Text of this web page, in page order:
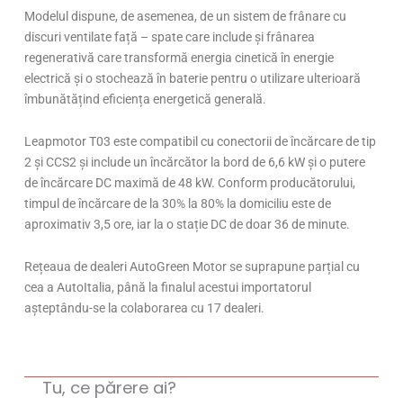
Modelul dispune, de asemenea, de un sistem de frânare cu
discuri ventilate față – spate care include și frânarea
regenerativă care transformă energia cinetică în energie
electrică și o stochează în baterie pentru o utilizare ulterioară
îmbunătățind eficiența energetică generală.
Leapmotor T03 este compatibil cu conectorii de încărcare de tip
2 și CCS2 și include un încărcător la bord de 6,6 kW și o putere
de încărcare DC maximă de 48 kW. Conform producătorului,
timpul de încărcare de la 30% la 80% la domiciliu este de
aproximativ 3,5 ore, iar la o stație DC de doar 36 de minute.
Rețeaua de dealeri AutoGreen Motor se suprapune parțial cu
cea a AutoItalia, până la finalul acestui importatorul
așteptându-se la colaborarea cu 17 dealeri.
Tu, ce părere ai?